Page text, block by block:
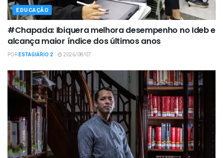
EDUCAÇÃO
#Chapada: Ibiquera melhora desempenho no Ideb e
alcança maior índice dos últimos anos
PORESTAGIÁRIO 2 2026/08/07